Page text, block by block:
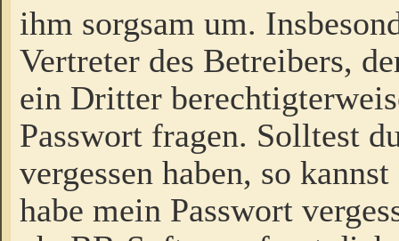
ihm sorgsam um.
Vertreter des Betreibers,
ein Dritter
Passwort fragen. Solltest
vergessen haben, so
habe mein Passwort